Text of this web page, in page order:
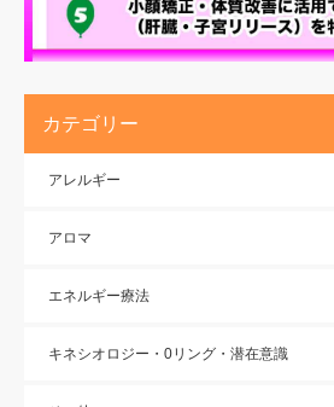
カテゴリー
アレルギー
アロマ
エネルギー療法
キネシオロジー・0リング・潜在意識